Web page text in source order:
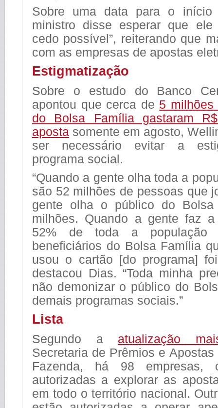
Sobre uma data para o início
ministro disse esperar que ele
cedo possível”, reiterando que
com as empresas de apostas
Estigmatização
Sobre o estudo do Banco
apontou que cerca de 5 milhões
do Bolsa Família gastaram
aposta somente em agosto,
ser necessário evitar a
programa social.
“Quando a gente olha toda a
são 52 milhões de pessoas que
gente olha o público do
milhões. Quando a gente faz
52% de toda a população
beneficiários do Bolsa Família
usou o cartão [do programa]
destacou Dias. “Toda minha
não demonizar o público do
demais programas sociais.”
Lista
Segundo a atualização
Secretaria de Prêmios e
Fazenda, há 98 empresas,
autorizadas a explorar as
em todo o território nacional.